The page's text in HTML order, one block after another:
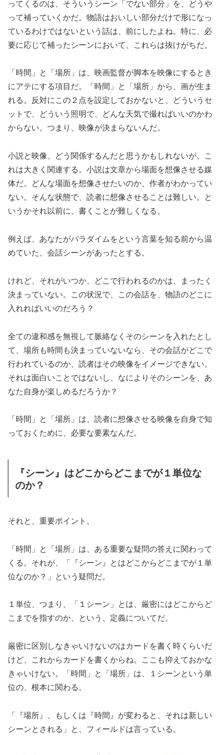
ってくるのは、そういうシーン「でない部分」を、どうや
って補っていくかだ。物語はおいしい部分だけで形になっ
ているわけではないという話は、前にしたよね。特に、必
要に応じて補ったシーンにおいて、これらは抜けがちだ。
「時間」と「場所」は、映画監督が脚本を映像にするとき
にアテにする項目だ。「時間」と「場所」から、画が生ま
れる。反対にこの２点を設定しておかないと、どういうセ
ットで、どういう照明で、どんな天気で撮ればいいのかわ
からない。つまり、映像が決まらないんだ。
小説と映像、どう関係するんだと思うかもしれないが、こ
れは大きく関連する。小説は文章から場面を想像させる媒
体だ。どんな場面を想像させたいのか、作者がわかってい
ない。そんな状態で、読者に想像させることは難しい。と
いうかそれ以前に、書くことが難しくなる。
例えば、あなたがパラダイムをという言葉を知る前から温
めていた、会話シーンがあったとする。
けれど、それがいつか、どこで行われるのかは、まったく
決まっていない。この状況で、この会話を、物語のどこに
入れればいいのだろう？
全ての違和感を無視して脈絡なくそのシーンを入れたとし
て、場所も時間も決まっていないなら、その会話がどこで
行われているのか、読者はその映像をイメージできない。
それは面白いことではないし、なによりそのシーンを、あ
なた自身が楽しめるだろうか？
「時間」と「場所」は、読者に想像させる映像を自身で知
っておくために、必要な要素なんだ。
『シーン』はどこからどこまでが１単位な
のか？
それと、重要ポイント。
「時間」と「場所」は、ある重要な疑問の答えに関わって
くる。それが、「『シーン』とはどこからどこまでが１単
位なのか？」という疑問だ。
１単位、つまり、「１シーン」とは、厳密にはどこからど
こまでを指すのか、という、定義についてだ。
厳密に区別しなきゃいけないのはカードを書く時くらいだ
けど、これからカードを書くからね。ここも抑えておかな
きゃいけない。「時間」と「場所」は、１シーンという単
位の、根本に関わる。
「『場所』、もしくは『時間』が変わると、それは新しい
シーンとされる」と、フィールドは言っている。